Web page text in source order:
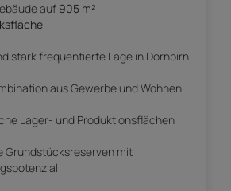
auf 905 m²
stark frequentierte Lage in Dornbirn
aus Gewerbe und Wohnen
Lager- und Produktionsflächen
Grundstücksreserven mit